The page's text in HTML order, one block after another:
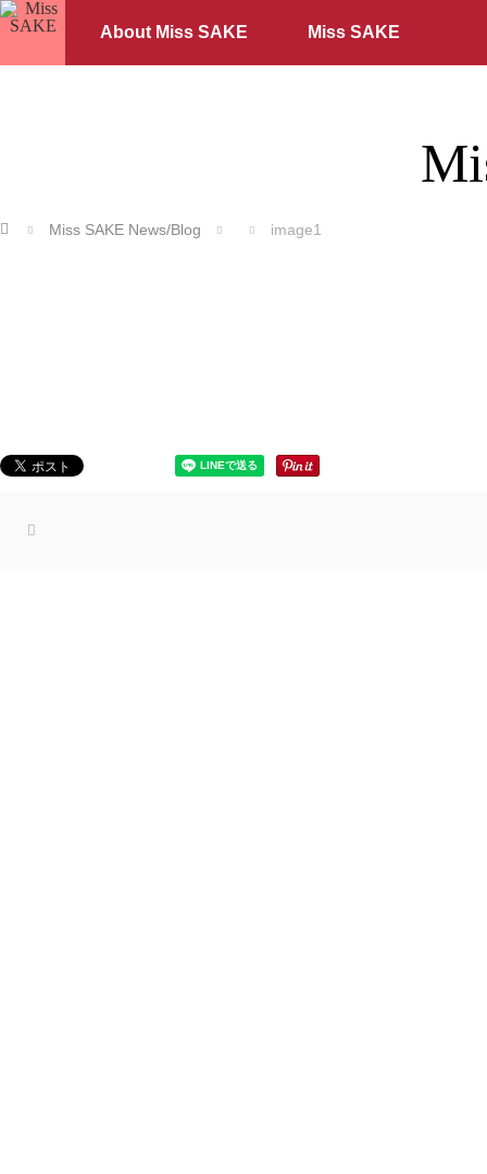
About Miss SAKE Miss SAKE
ホーム Miss SAKE News/Blog image1